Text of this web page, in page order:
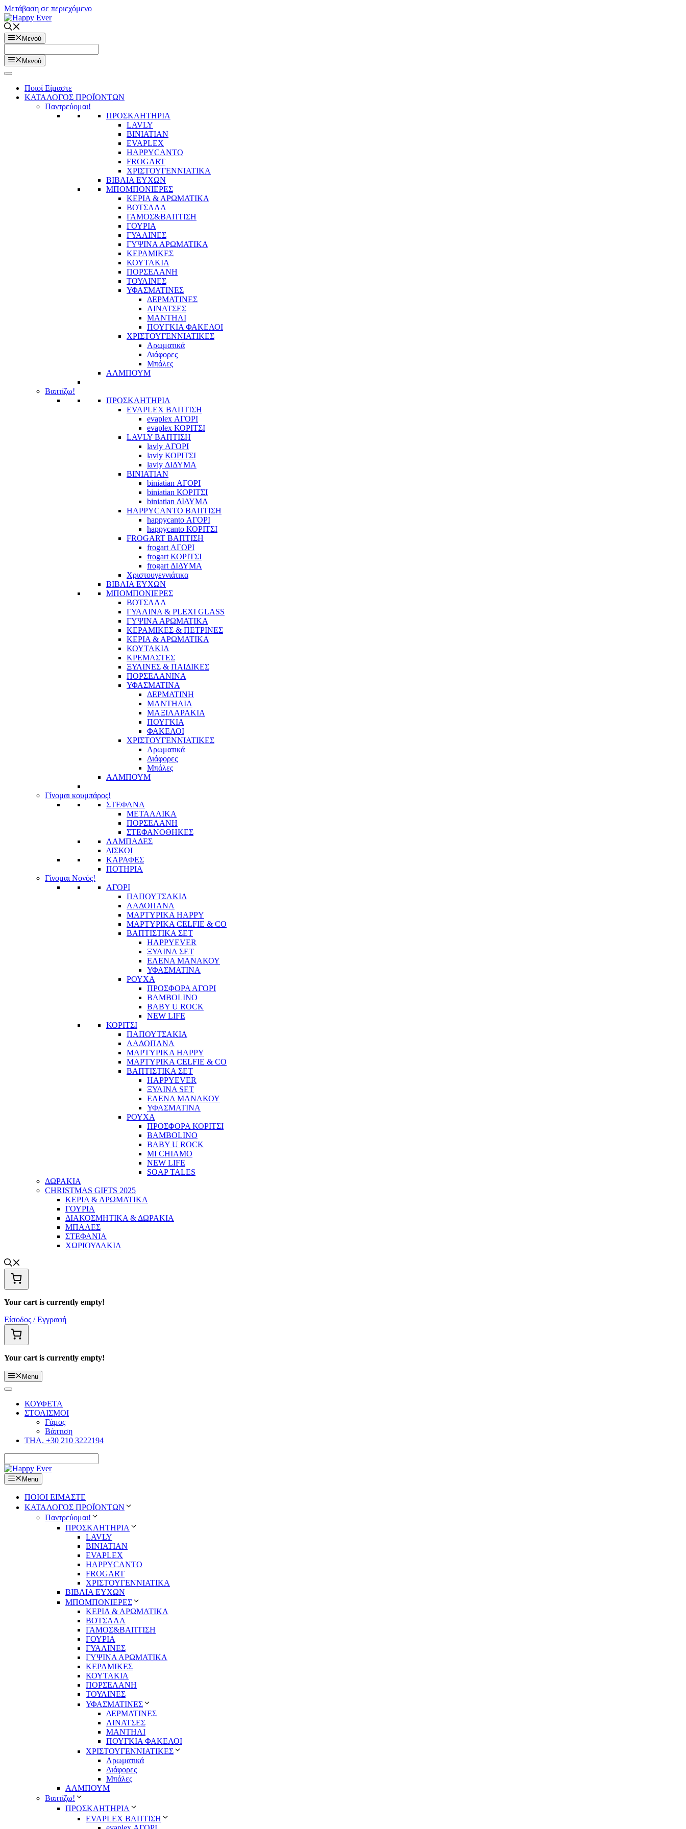
Μετάβαση σε περιεχόμενο
Μενού
Μενού
Ποιοί Είμαστε
ΚΑΤΑΛΟΓΟΣ ΠΡΟΪΟΝΤΩΝ
Παντρεύομαι!
ΠΡΟΣΚΛΗΤΗΡΙΑ
LAVLY
BINIATIAN
EVAPLEX
HAPPYCANTO
FROGART
ΧΡΙΣΤΟΥΓΕΝΝΙΑΤΙΚΑ
ΒΙΒΛΙΑ ΕΥΧΩΝ
ΜΠΟΜΠΟΝΙΕΡΕΣ
ΚΕΡΙΑ & ΑΡΩΜΑΤΙΚΑ
ΒΟΤΣΑΛΑ
ΓΑΜΟΣ&ΒΑΠΤΙΣΗ
ΓΟΥΡΙΑ
ΓΥΑΛΙΝΕΣ
ΓΥΨΙΝΑ ΑΡΩΜΑΤΙΚΑ
ΚΕΡΑΜΙΚΕΣ
ΚΟΥΤΑΚΙΑ
ΠΟΡΣΕΛΑΝΗ
ΤΟΥΛΙΝΕΣ
ΥΦΑΣΜΑΤΙΝΕΣ
ΔΕΡΜΑΤΙΝΕΣ
ΛΙΝΑΤΣΕΣ
ΜΑΝΤΗΛΙ
ΠΟΥΓΚΙΑ ΦΑΚΕΛΟΙ
ΧΡΙΣΤΟΥΓΕΝΝΙΑΤΙΚΕΣ
Αρωματικά
Διάφορες
Μπάλες
ΑΛΜΠΟΥΜ
Βαπτίζω!
ΠΡΟΣΚΛΗΤΗΡΙΑ
EVAPLEX ΒΑΠΤΙΣΗ
evaplex ΑΓΟΡΙ
evaplex ΚΟΡΙΤΣΙ
LAVLY ΒΑΠΤΙΣΗ
lavly ΑΓΟΡΙ
lavly ΚΟΡΙΤΣΙ
lavly ΔΙΔΥΜΑ
BINIATIAN
biniatian ΑΓΟΡΙ
biniatian ΚΟΡΙΤΣΙ
biniatian ΔΙΔΥΜΑ
HAPPYCANTO ΒΑΠΤΙΣΗ
happycanto ΑΓΟΡΙ
happycanto ΚΟΡΙΤΣΙ
FROGART ΒΑΠΤΙΣΗ
frogart ΑΓΟΡΙ
frogart ΚΟΡΙΤΣΙ
frogart ΔΙΔΥΜΑ
Χριστουγεννιάτικα
ΒΙΒΛΙΑ ΕΥΧΩΝ
ΜΠΟΜΠΟΝΙΕΡΕΣ
ΒΟΤΣΑΛΑ
ΓΥΑΛΙΝΑ & PLEXI GLASS
ΓΥΨΙΝΑ ΑΡΩΜΑΤΙΚΑ
ΚΕΡΑΜΙΚΕΣ & ΠΕΤΡΙΝΕΣ
ΚΕΡΙΑ & ΑΡΩΜΑΤΙΚΑ
ΚΟΥΤΑΚΙΑ
ΚΡΕΜΑΣΤΕΣ
ΞΥΛΙΝΕΣ & ΠΑΙΔΙΚΕΣ
ΠΟΡΣΕΛΑΝΙΝΑ
ΥΦΑΣΜΑΤΙΝA
ΔΕΡΜΑΤΙΝΗ
ΜΑΝΤΗΛΙΑ
ΜΑΞΙΛΑΡΑΚΙΑ
ΠΟΥΓΚΙΑ
ΦΑΚΕΛΟΙ
ΧΡΙΣΤΟΥΓΕΝΝΙΑΤΙΚΕΣ
Αρωματικά
Διάφορες
Μπάλες
ΑΛΜΠΟΥΜ
Γίνομαι κουμπάρος!
ΣΤΕΦΑΝΑ
ΜΕΤΑΛΛΙΚΑ
ΠΟΡΣΕΛΑΝΗ
ΣΤΕΦΑΝΟΘΗΚΕΣ
ΛΑΜΠΑΔΕΣ
ΔΙΣΚΟΙ
ΚΑΡΑΦΕΣ
ΠΟΤΗΡΙΑ
Γίνομαι Νονός!
ΑΓΟΡΙ
ΠΑΠΟΥΤΣΑΚΙΑ
ΛΑΔΟΠΑΝΑ
ΜΑΡΤΥΡΙΚΑ HAPPY
ΜΑΡΤΥΡΙΚΑ CELFIE & CO
ΒΑΠΤΙΣΤΙΚΑ ΣΕΤ
HAPPYEVER
ΞΥΛΙΝΑ ΣΕΤ
ΕΛΕΝΑ ΜΑΝΑΚΟΥ
ΥΦΑΣΜΑΤΙΝΑ
ΡΟΥΧΑ
ΠΡΟΣΦΟΡΑ ΑΓΟΡΙ
BAMBOLINO
BABY U ROCK
NEW LIFE
ΚΟΡΙΤΣΙ
ΠΑΠΟΥΤΣΑΚΙΑ
ΛΑΔΟΠΑΝΑ
ΜΑΡΤΥΡΙΚΑ HAPPY
ΜΑΡΤΥΡΙΚΑ CELFIE & CO
ΒΑΠΤΙΣΤΙΚΑ ΣΕΤ
HAPPYEVER
ΞΥΛΙΝΑ SET
ΕΛΕΝΑ ΜΑΝΑΚΟΥ
ΥΦΑΣΜΑΤΙΝΑ
ΡΟΥΧΑ
ΠΡΟΣΦΟΡΑ ΚΟΡΙΤΣΙ
BAMBOLINO
BABY U ROCK
MI CHIAMO
NEW LIFE
SOAP TALES
ΔΩΡΑΚΙΑ
CHRISTMAS GIFTS 2025
ΚΕΡΙΑ & ΑΡΩΜΑΤΙΚΑ
ΓΟΥΡΙΑ
ΔΙΑΚΟΣΜΗΤΙΚΑ & ΔΩΡΑΚΙΑ
ΜΠΑΛΕΣ
ΣΤΕΦΑΝΙΑ
ΧΩΡΙΟΥΔΑΚΙΑ
Your cart is currently empty!
Είσοδος / Εγγραφή
Your cart is currently empty!
Menu
ΚΟΥΦΕΤΑ
ΣΤΟΛΙΣΜΟΙ
Γάμος
Βάπτιση
ΤΗΛ. +30 210 3222194
Menu
ΠΟΙΟΙ ΕΙΜΑΣΤΕ
ΚΑΤΑΛΟΓΟΣ ΠΡΟΪΟΝΤΩΝ
Παντρεύομαι!
ΠΡΟΣΚΛΗΤΗΡΙΑ
LAVLY
BINIATIAN
EVAPLEX
HAPPYCANTO
FROGART
ΧΡΙΣΤΟΥΓΕΝΝΙΑΤΙΚΑ
ΒΙΒΛΙΑ ΕΥΧΩΝ
ΜΠΟΜΠΟΝΙΕΡΕΣ
ΚΕΡΙΑ & ΑΡΩΜΑΤΙΚΑ
ΒΟΤΣΑΛΑ
ΓΑΜΟΣ&ΒΑΠΤΙΣΗ
ΓΟΥΡΙΑ
ΓΥΑΛΙΝΕΣ
ΓΥΨΙΝΑ ΑΡΩΜΑΤΙΚΑ
ΚΕΡΑΜΙΚΕΣ
ΚΟΥΤΑΚΙΑ
ΠΟΡΣΕΛΑΝΗ
ΤΟΥΛΙΝΕΣ
ΥΦΑΣΜΑΤΙΝΕΣ
ΔΕΡΜΑΤΙΝΕΣ
ΛΙΝΑΤΣΕΣ
ΜΑΝΤΗΛΙ
ΠΟΥΓΚΙΑ ΦΑΚΕΛΟΙ
ΧΡΙΣΤΟΥΓΕΝΝΙΑΤΙΚΕΣ
Αρωματικά
Διάφορες
Μπάλες
ΑΛΜΠΟΥΜ
Βαπτίζω!
ΠΡΟΣΚΛΗΤΗΡΙΑ
EVAPLEX ΒΑΠΤΙΣΗ